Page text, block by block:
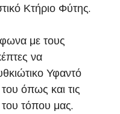
Κτήριο Φύτης.
με τους
να
Υφαντό
όπως και τις
τόπου μας.